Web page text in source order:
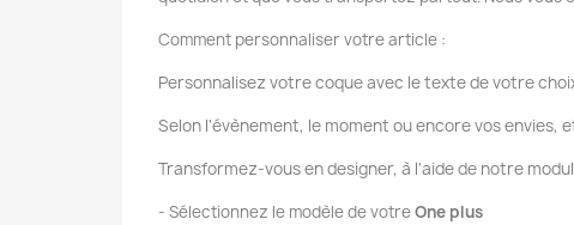
Comment personnaliser votre article :
Personnalisez votre coque avec le texte de votre
Selon l'évènement, le moment ou encore vos
Transformez-vous en designer, à l'aide de notre
- Sélectionnez le modèle de votreOne plus